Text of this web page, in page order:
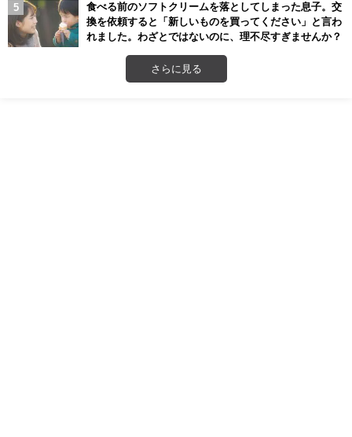
食べる前のソフトクリームを落としてしまった息子。交
換を依頼すると「新しいものを買ってください」と言わ
れました。わざとではないのに、理不尽すぎませんか？
さらに見る